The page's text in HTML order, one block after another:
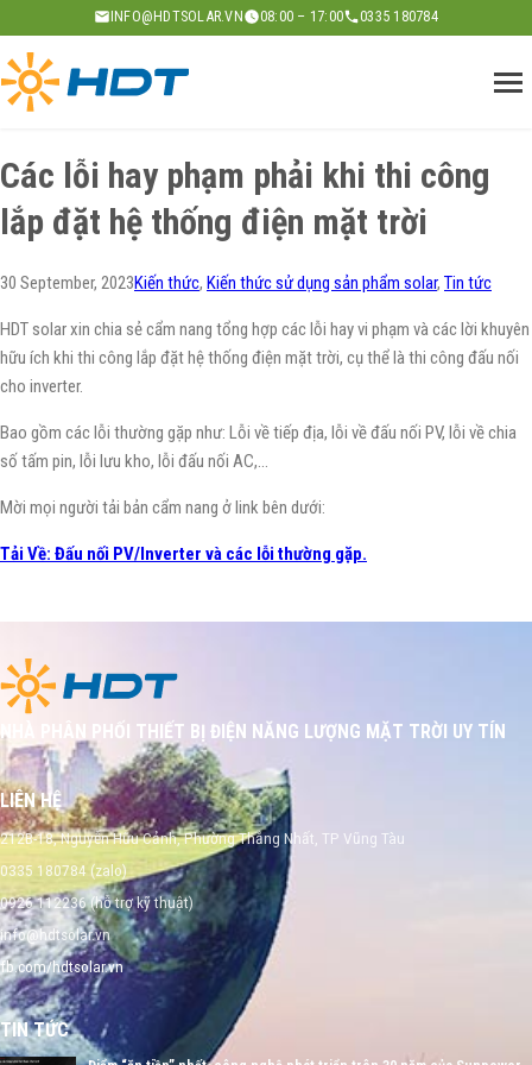
to
content
INFO@HDTSOLAR.VN 08:00 – 17:00 0335 180784
Các lỗi hay phạm phải khi thi công
lắp đặt hệ thống điện mặt trời
30 September, 2023Kiến thức, Kiến thức sử dụng sản phẩm solar, Tin tức
HDT solar xin chia sẻ cẩm nang tổng hợp các lỗi hay vi phạm và các lời khuyên
hữu ích khi thi công lắp đặt hệ thống điện mặt trời, cụ thể là thi công đấu nối
cho inverter.
Bao gồm các lỗi thường gặp như: Lỗi về tiếp địa, lỗi về đấu nối PV, lỗi về chia
số tấm pin, lỗi lưu kho, lỗi đấu nối AC,…
Mời mọi người tải bản cẩm nang ở link bên dưới:
Tải Về: Đấu nối PV/Inverter và các lỗi thường gặp.
NHÀ PHÂN PHỐI THIẾT BỊ ĐIỆN NĂNG LƯỢNG MẶT TRỜI UY TÍN
LIÊN HỆ
212B-18, Nguyễn Hữu Cảnh, Phường Thắng Nhất, TP Vũng Tàu
0335 180784 (zalo)
0926 112236 (hỗ trợ kỹ thuật)
info@hdtsolar.vn
fb.com/hdtsolar.vn
TIN TỨC